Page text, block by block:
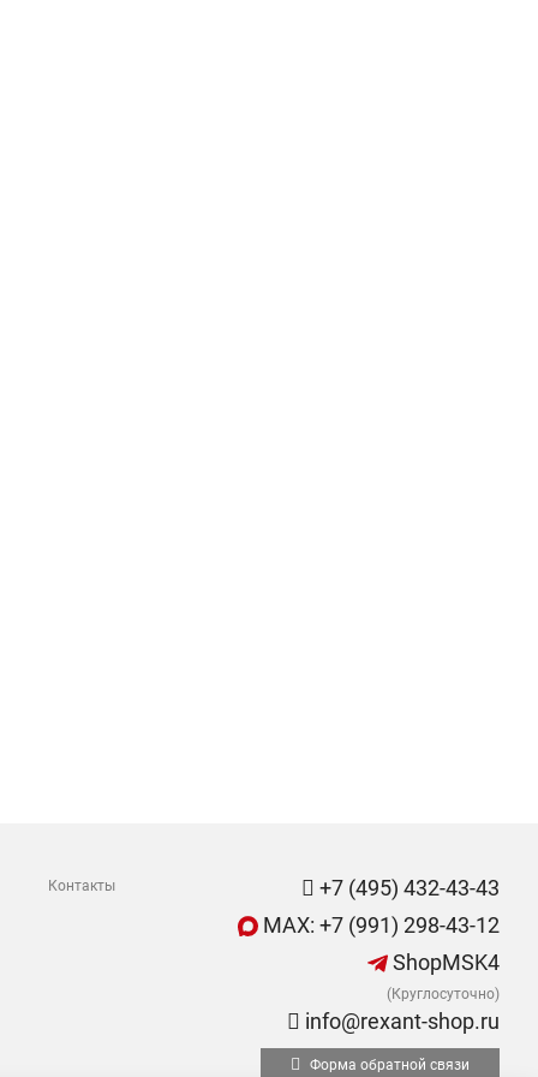
Контакты
+7 (495) 432-43-43
MAX: +7 (991) 298-43-12
ShopMSK4
(Круглосуточно)
info@rexant-shop.ru
Форма обратной связи